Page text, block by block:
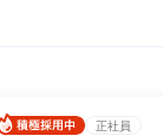
正社員